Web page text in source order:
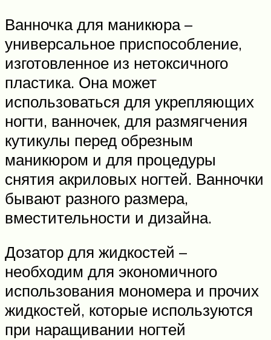
Ванночка для маникюра –
универсальное приспособление,
изготовленное из нетоксичного
пластика. Она может
использоваться для укрепляющих
ногти, ванночек, для размягчения
кутикулы перед обрезным
маникюром и для процедуры
снятия акриловых ногтей. Ванночки
бывают разного размера,
вместительности и дизайна.
Дозатор для жидкостей –
необходим для экономичного
использования мономера и прочих
жидкостей, которые используются
при наращивании ногтей